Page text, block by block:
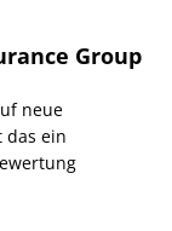
Group
neue
das ein